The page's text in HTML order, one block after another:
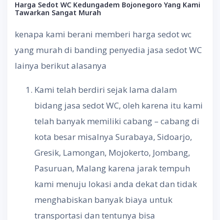
Harga Sedot WC Kedungadem Bojonegoro Yang Kami
Tawarkan Sangat Murah
kenapa kami berani memberi harga sedot wc
yang murah di banding penyedia jasa sedot WC
lainya berikut alasanya
Kami telah berdiri sejak lama dalam
bidang jasa sedot WC, oleh karena itu kami
telah banyak memiliki cabang – cabang di
kota besar misalnya Surabaya, Sidoarjo,
Gresik, Lamongan, Mojokerto, Jombang,
Pasuruan, Malang karena jarak tempuh
kami menuju lokasi anda dekat dan tidak
menghabiskan banyak biaya untuk
transportasi dan tentunya bisa